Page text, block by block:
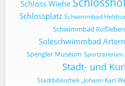
Schloss Wiehe
Schlossplatz Schwimmbad
Schwimmbad Roßleben
Soleschwimmbad Artern
Spengler Museum Sportzentrum
Stadt- und
Stadtbibliothek „Johann Karl